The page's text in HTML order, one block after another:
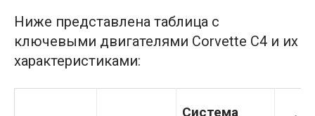
Ниже представлена таблица с
ключевыми двигателями Corvette C4 и их
характеристиками:
Система